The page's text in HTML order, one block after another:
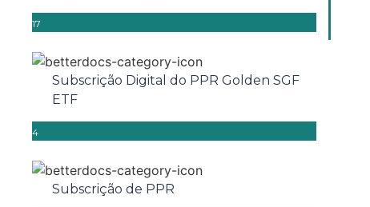
17
Subscrição Digital do PPR Golden SGF
ETF
4
Subscrição de PPR